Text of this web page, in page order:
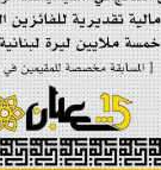
#أم_الشهداء
#النجم_الثاقب
#الصديقة_الشهيدة